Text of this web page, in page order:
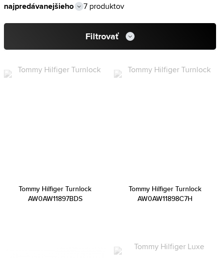
7 produktov
Filtrovať
Tommy Hilfiger Turnlock
AW0AW11897BDS
Tommy Hilfiger Turnlock
AW0AW11898C7H